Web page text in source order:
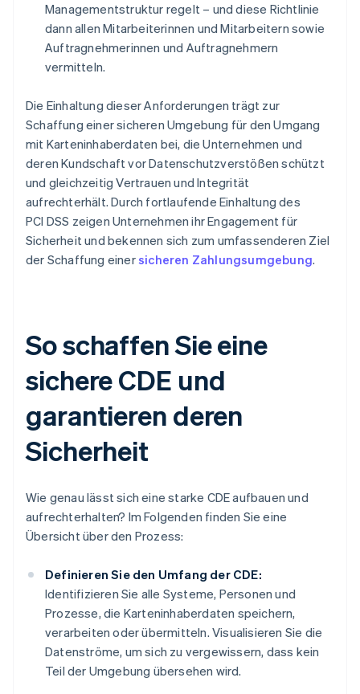
Managementstruktur regelt – und diese Richtlinie
dann allen Mitarbeiterinnen und Mitarbeitern sowie
Auftragnehmerinnen und Auftragnehmern
vermitteln.
Die Einhaltung dieser Anforderungen trägt zur
Schaffung einer sicheren Umgebung für den Umgang
mit Karteninhaberdaten bei, die Unternehmen und
deren Kundschaft vor Datenschutzverstößen schützt
und gleichzeitig Vertrauen und Integrität
aufrechterhält. Durch fortlaufende Einhaltung des
PCI DSS zeigen Unternehmen ihr Engagement für
Sicherheit und bekennen sich zum umfassenderen Ziel
der Schaffung einersicheren Zahlungsumgebung.
So schaffen Sie eine
sichere CDE und
garantieren deren
Sicherheit
Wie genau lässt sich eine starke CDE aufbauen und
aufrechterhalten? Im Folgenden finden Sie eine
Übersicht über den Prozess:
Definieren Sie den Umfang der CDE:
Identifizieren Sie alle Systeme, Personen und
Prozesse, die Karteninhaberdaten speichern,
verarbeiten oder übermitteln. Visualisieren Sie die
Datenströme, um sich zu vergewissern, dass kein
Teil der Umgebung übersehen wird.